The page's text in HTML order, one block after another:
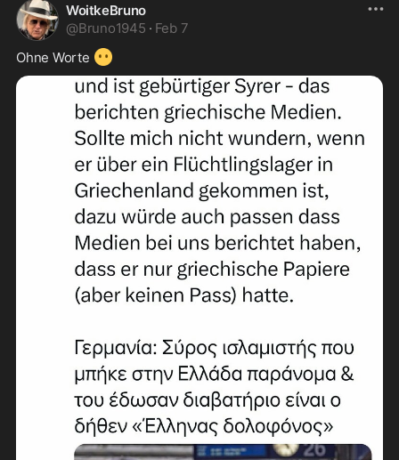
WoitkeBruno
@Bruno1945 · Feb 7
Ohne Worte 😶